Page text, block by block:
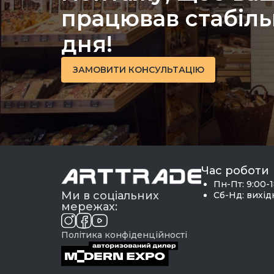
Розстійні шафи
Теплові вітрини
Термовідра
Фритюрниці
Чебуречниці
Тістораскатки
Хліборізки
Шприці ковбасні
морозильні
Шокова заморозка
Генератори
працював
дня!
ЗАМОВИТИ КОНСУЛЬТАЦІЮ
Ми в соціальних
мережах:
Політика конфіденційності
Час роботи
Пн-Пт: 9:00-
Сб-Нд: